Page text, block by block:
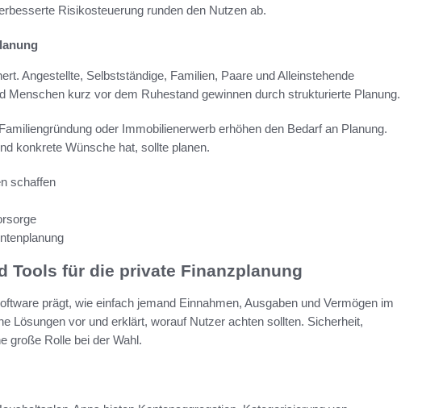
Risikosteuerung runden den Nutzen ab.
Angestellte, Selbstständige, Familien, Paare und Alleinstehende
Menschen kurz vor dem Ruhestand gewinnen durch strukturierte Planung.
oder Immobilienerwerb erhöhen den Bedarf an Planung.
konkrete Wünsche hat, sollte planen.
schaffen
Tools für die private Finanzplanung
prägt, wie einfach jemand Einnahmen, Ausgaben und Vermögen im
Lösungen vor und erklärt, worauf Nutzer achten sollten. Sicherheit,
große Rolle bei der Wahl.